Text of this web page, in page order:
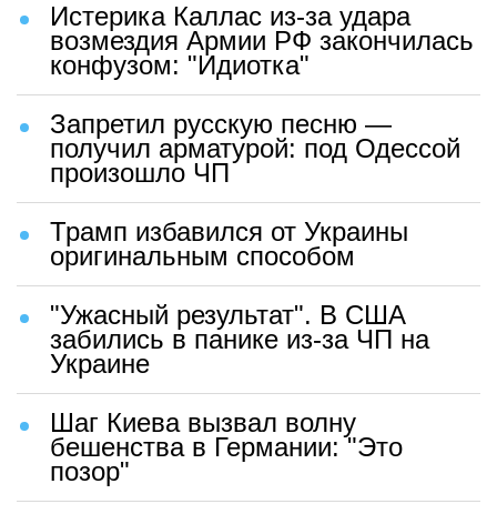
Истерика Каллас из-за удара
возмездия Армии РФ закончилась
конфузом: "Идиотка"
Запретил русскую песню —
получил арматурой: под Одессой
произошло ЧП
Трамп избавился от Украины
оригинальным способом
"Ужасный результат". В США
забились в панике из-за ЧП на
Украине
Шаг Киева вызвал волну
бешенства в Германии: "Это
позор"